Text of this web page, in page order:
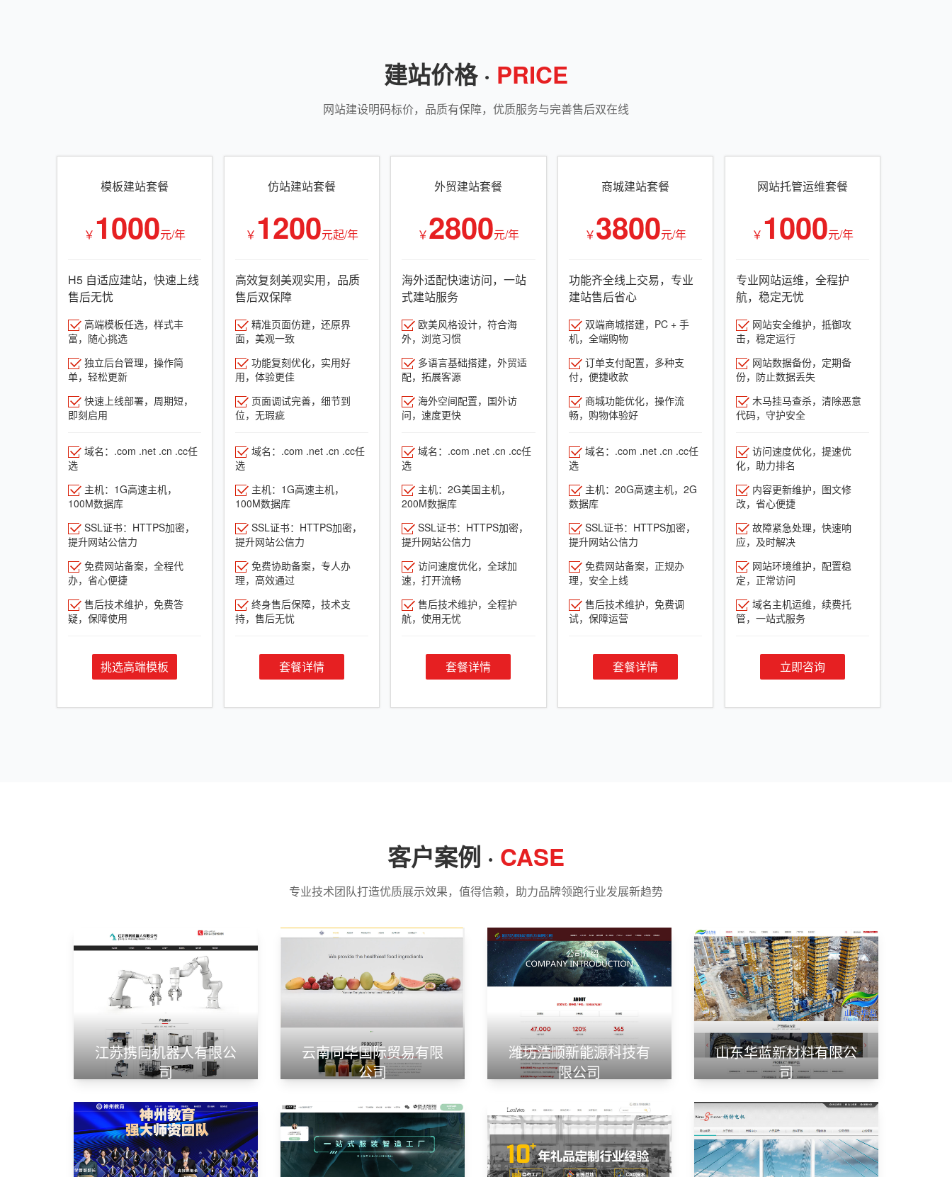
建站价格 · PRICE
网站建设明码标价，品质有保障，优质服务与完善售后双在线
模板建站套餐
￥ 1000元/年
H5 自适应建站，快速上线
售后无忧
高端模板任选，样式丰
富，随心挑选
独立后台管理，操作简
单，轻松更新
快速上线部署，周期短，
即刻启用
域名：.com .net .cn .cc任
选
主机：1G高速主机，
100M数据库
SSL证书：HTTPS加密，
提升网站公信力
免费网站备案，全程代
办，省心便捷
售后技术维护，免费答
疑，保障使用
挑选高端模板
仿站建站套餐
￥ 1200元起/年
高效复刻美观实用，品质
售后双保障
精准页面仿建，还原界
面，美观一致
功能复刻优化，实用好
用，体验更佳
页面调试完善，细节到
位，无瑕疵
域名：.com .net .cn .cc任
选
主机：1G高速主机，
100M数据库
SSL证书：HTTPS加密，
提升网站公信力
免费协助备案，专人办
理，高效通过
终身售后保障，技术支
持，售后无忧
套餐详情
外贸建站套餐
￥2800元/年
海外适配快速访问，一站
式建站服务
欧美风格设计，符合海
外，浏览习惯
多语言基础搭建，外贸适
配，拓展客源
海外空间配置，国外访
问，速度更快
域名：.com .net .cn .cc任
选
主机：2G美国主机，
200M数据库
SSL证书：HTTPS加密，
提升网站公信力
访问速度优化，全球加
速，打开流畅
售后技术维护，全程护
航，使用无忧
套餐详情
商城建站套餐
￥3800元/年
功能齐全线上交易，专业
建站售后省心
双端商城搭建，PC + 手
机，全端购物
订单支付配置，多种支
付，便捷收款
商城功能优化，操作流
畅，购物体验好
域名：.com .net .cn .cc任
选
主机：20G高速主机，2G
数据库
SSL证书：HTTPS加密，
提升网站公信力
免费网站备案，正规办
理，安全上线
售后技术维护，免费调
试，保障运营
套餐详情
网站托管运维套餐
￥ 1000元/年
专业网站运维，全程护
航，稳定无忧
网站安全维护，抵御攻
击，稳定运行
网站数据备份，定期备
份，防止数据丢失
木马挂马查杀，清除恶意
代码，守护安全
访问速度优化，提速优
化，助力排名
内容更新维护，图文修
改，省心便捷
故障紧急处理，快速响
应，及时解决
网站环境维护，配置稳
定，正常访问
域名主机运维，续费托
管，一站式服务
立即咨询
客户案例 · CASE
专业技术团队打造优质展示效果，值得信赖，助力品牌领跑行业发展新趋势
江苏携同机器人有限公
司
云南同华国际贸易有限
公司
潍坊浩顺新能源科技有
限公司
山东华蓝新材料有限公
司